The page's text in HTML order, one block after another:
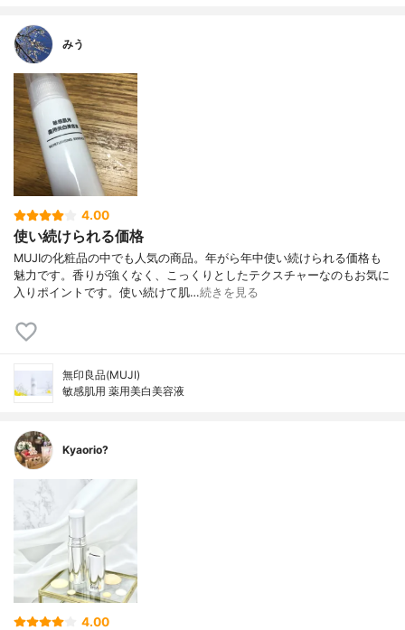
みう
4.00
使い続けられる価格
MUJIの化粧品の中でも人気の商品。年がら年中使い続けられる価格も
魅力です。香りが強くなく、こっくりとしたテクスチャーなのもお気に
入りポイントです。使い続けて肌…続きを見る
無印良品(MUJI)
敏感肌用 薬用美白美容液
Kyaorio?
4.00